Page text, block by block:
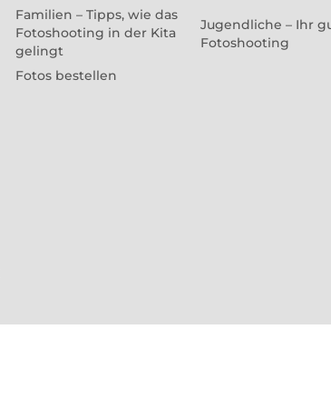
Familien – Tipps, wie das
Fotoshooting in der Kita
gelingt
Fotos bestellen
Jugendliche – Ihr
Fotoshooting